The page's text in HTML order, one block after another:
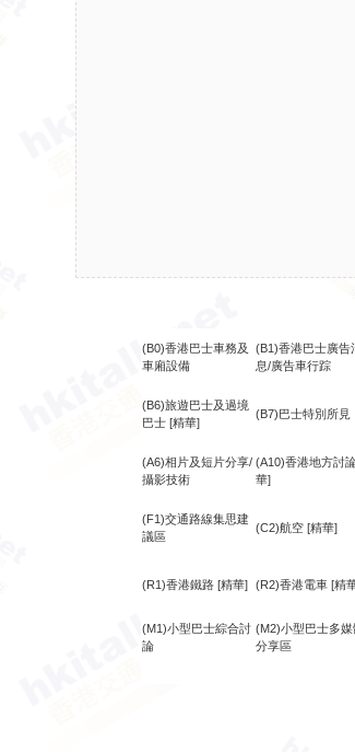
(B0)香港巴士車務及
車廂設備
(B1)香港巴士廣告
息/廣告車行踪
(B6)旅遊巴士及過境
巴士 [精華]
(B7)巴士特別所見
(A6)相片及短片分享/
攝影技術
(A10)香港地方討
華]
(F1)交通路線集思建
議區
(C2)航空 [精華]
(R1)香港鐵路 [精華] (R2)香港電車 [精
(M1)小型巴士綜合討
論
(M2)小型巴士多媒
分享區